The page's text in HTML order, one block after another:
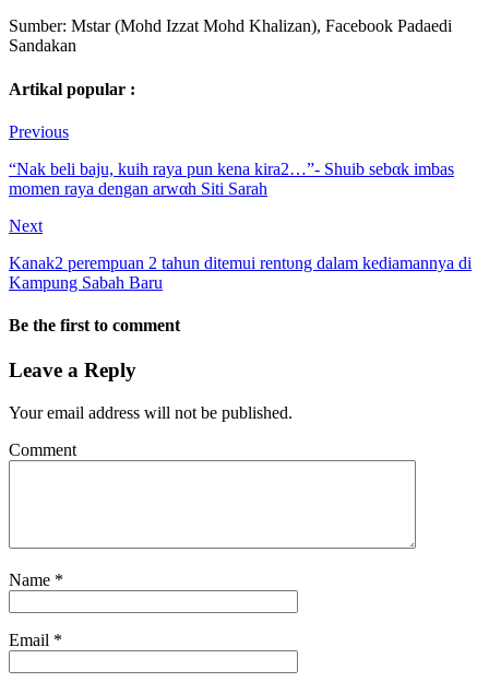
Sumber: Mstar (Mohd Izzat Mohd Khalizan), Facebook Padaedi
Sandakan
Artikal popular :
Previous
“Nak beli baju, kuih raya pun kena kira2…”- Shuib sebαk imbas
momen raya dengan arwαh Siti Sarah
Next
Kanak2 perempuan 2 tahun ditemui rentυng dalam kediamannya di
Kampung Sabah Baru
Be the first to comment
Leave a Reply
Your email address will not be published.
Comment
Name *
Email *